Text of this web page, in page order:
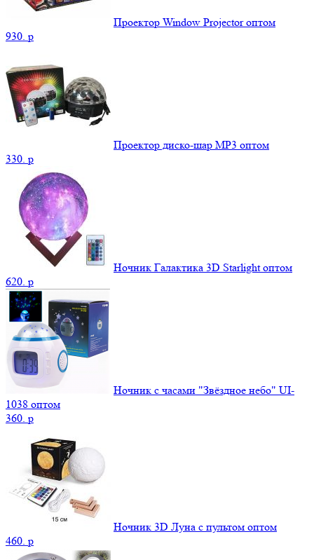
Проектор Window Projector оптом
930. p
Проектор диско-шар MP3 оптом
330. p
Ночник Галактика 3D Starlight оптом
620. p
Ночник с часами "Звёздное небо" UI-
1038 оптом
360. p
Ночник 3D Луна c пультом оптом
460. p